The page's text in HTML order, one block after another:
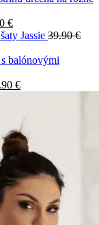
€
Jassie 39.90€
€